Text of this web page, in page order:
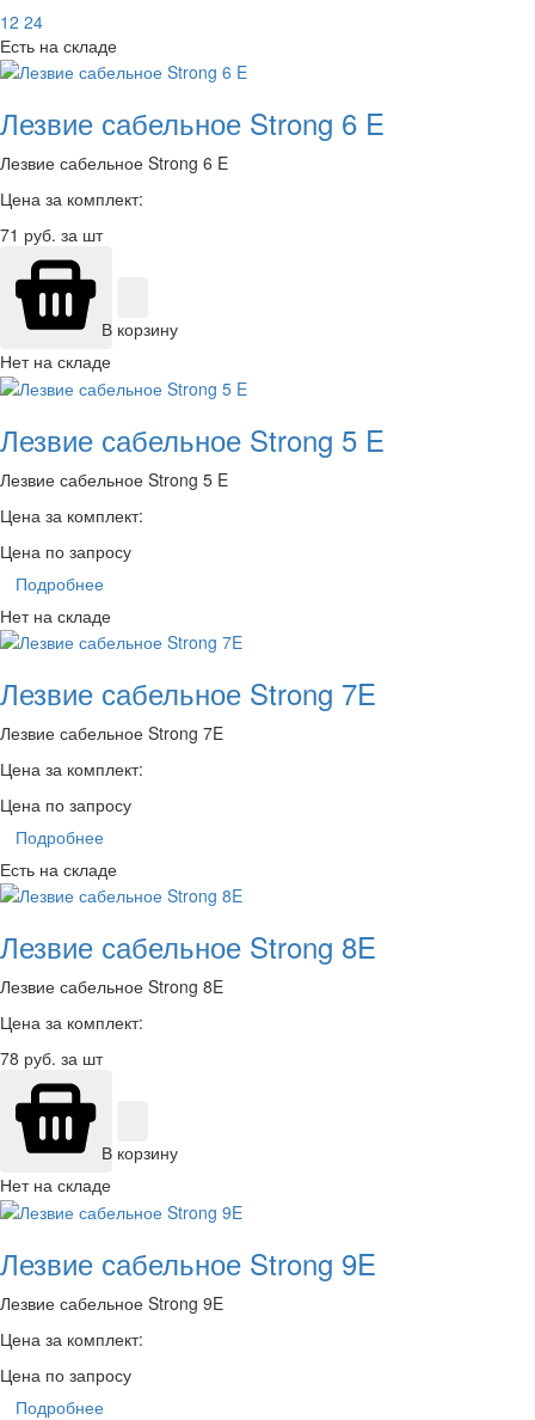
12 24
Есть на складе
Лезвие сабельное Strong 6 E
Лезвие сабельное Strong 6 E
Цена за комплект:
71 руб. за шт
В корзину
Нет на складе
Лезвие сабельное Strong 5 E
Лезвие сабельное Strong 5 E
Цена за комплект:
Цена по запросу
Подробнее
Нет на складе
Лезвие сабельное Strong 7E
Лезвие сабельное Strong 7E
Цена за комплект:
Цена по запросу
Подробнее
Есть на складе
Лезвие сабельное Strong 8E
Лезвие сабельное Strong 8E
Цена за комплект:
78 руб. за шт
В корзину
Нет на складе
Лезвие сабельное Strong 9E
Лезвие сабельное Strong 9E
Цена за комплект:
Цена по запросу
Подробнее